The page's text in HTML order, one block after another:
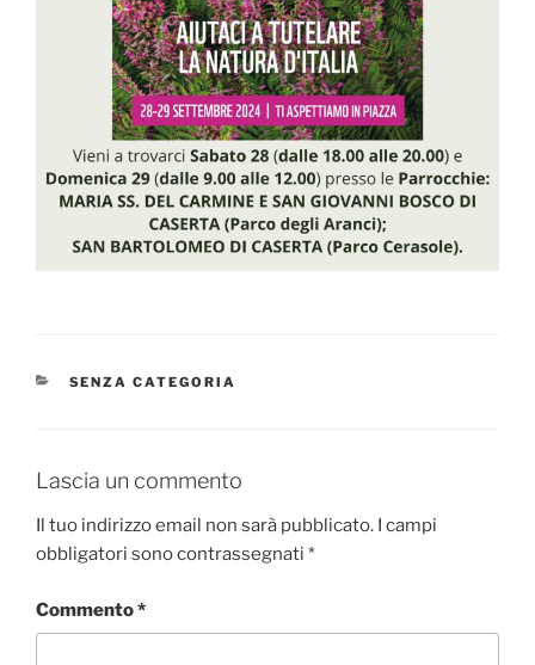
CATEGORIE
SENZA CATEGORIA
Lascia un commento
Il tuo indirizzo email non sarà pubblicato. I campi
obbligatori sono contrassegnati *
Commento*